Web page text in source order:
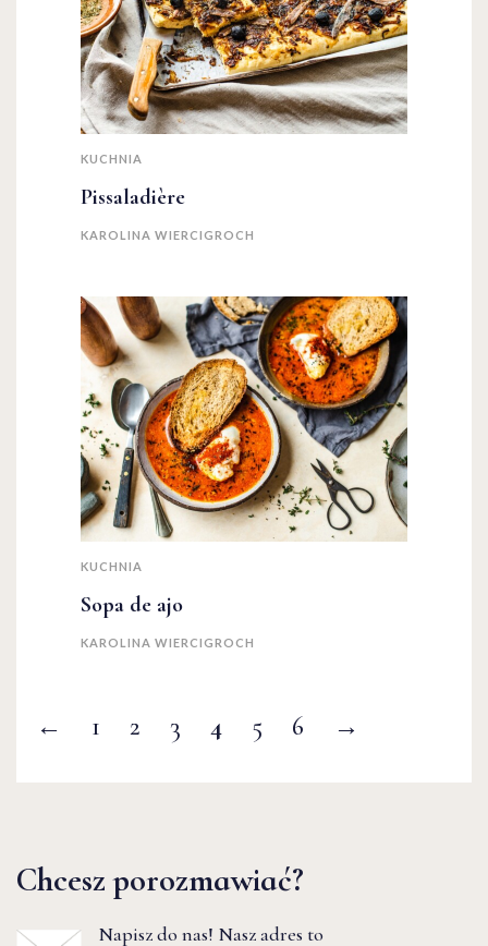
KUCHNIA
Pissaladière
KAROLINA WIERCIGROCH
KUCHNIA
Sopa de ajo
KAROLINA WIERCIGROCH
← 1 2 3 4 5 6 →
Chcesz porozmawiać?
Napisz do nas! Nasz adres to